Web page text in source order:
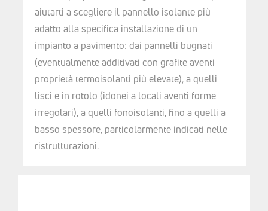
aiutarti a scegliere il pannello isolante più
adatto alla specifica installazione di un
impianto a pavimento: dai pannelli bugnati
(eventualmente additivati con grafite aventi
proprietà termoisolanti più elevate), a quelli
lisci e in rotolo (idonei a locali aventi forme
irregolari), a quelli fonoisolanti, fino a quelli a
basso spessore, particolarmente indicati nelle
ristrutturazioni.